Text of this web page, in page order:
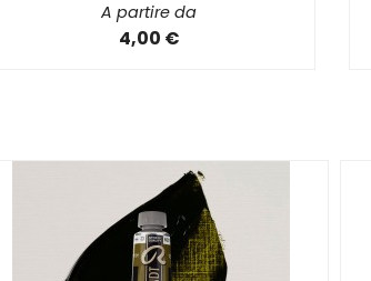
A partire da
4,00 €